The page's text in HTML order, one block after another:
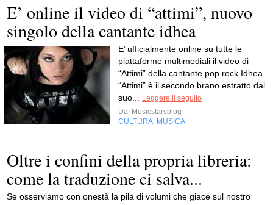
E’ online il video di “attimi”, nuovo
singolo della cantante idhea
E’ ufficialmente online su tutte le
piattaforme multimediali il video di
“Attimi” della cantante pop rock Idhea.
“Attimi” è il secondo brano estratto dal
suo...
Leggere il seguito
Da Musicstarsblog
CULTURA MUSICA
Oltre i confini della propria libreria:
come la traduzione ci salva...
Se osserviamo con onestà la pila di volumi che giace sul nostro